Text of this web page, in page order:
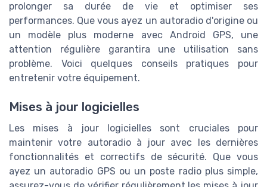
prolonger sa durée de vie et optimiser ses
performances. Que vous ayez un autoradio d'origine ou
un modèle plus moderne avec Android GPS, une
attention régulière garantira une utilisation sans
problème. Voici quelques conseils pratiques pour
entretenir votre équipement.
Mises à jour logicielles
Les mises à jour logicielles sont cruciales pour
maintenir votre autoradio à jour avec les dernières
fonctionnalités et correctifs de sécurité. Que vous
ayez un autoradio GPS ou un poste radio plus simple,